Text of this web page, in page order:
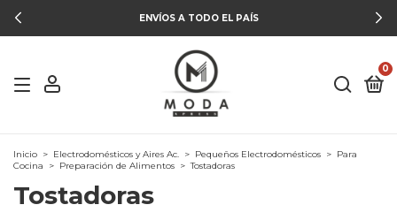
ENVÍOS A TODO EL PAÍS
0
Inicio > Electrodomésticos y Aires Ac. > Pequeños Electrodomésticos > Para
Cocina
> Preparación de Alimentos > Tostadoras
Tostadoras